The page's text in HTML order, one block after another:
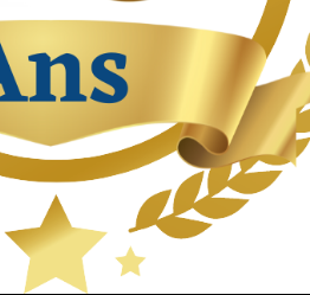
site web afin de le rendre
nous le faire savoircar il est